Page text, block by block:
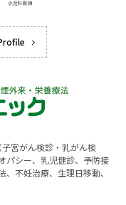
宮がん検診・乳がん検
パシー、乳児健診、予防接
不妊治療、生理日移動、